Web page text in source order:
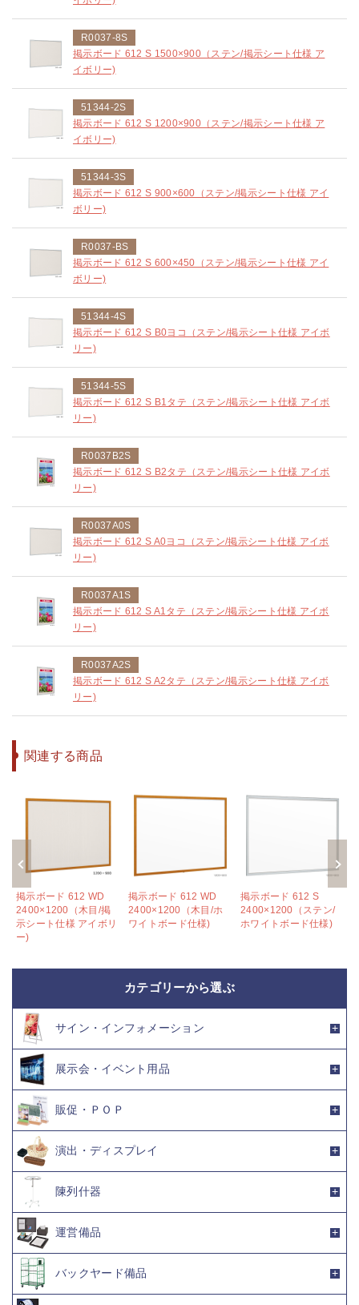
R0037-8S
掲示ボード 612 S 1500×900（ステン/掲示シート仕様 ア
イボリー)
51344-2S
掲示ボード 612 S 1200×900（ステン/掲示シート仕様 ア
イボリー)
51344-3S
掲示ボード 612 S 900×600（ステン/掲示シート仕様 アイ
ボリー)
R0037-BS
掲示ボード 612 S 600×450（ステン/掲示シート仕様 アイ
ボリー)
51344-4S
掲示ボード 612 S B0ヨコ（ステン/掲示シート仕様 アイボ
リー)
51344-5S
掲示ボード 612 S B1タテ（ステン/掲示シート仕様 アイボ
リー)
R0037B2S
掲示ボード 612 S B2タテ（ステン/掲示シート仕様 アイボ
リー)
R0037A0S
掲示ボード 612 S A0ヨコ（ステン/掲示シート仕様 アイボ
リー)
R0037A1S
掲示ボード 612 S A1タテ（ステン/掲示シート仕様 アイボ
リー)
R0037A2S
掲示ボード 612 S A2タテ（ステン/掲示シート仕様 アイボ
リー)
関連する商品
掲示ボード 612 WD
2400×1200（木目/掲
示シート仕様 アイボリ
ー)
掲示ボード 612 WD
2400×1200（木目/ホ
ワイトボード仕様)
掲示ボード 612 S
2400×1200（ステン/
ホワイトボード仕様)
カテゴリーから選ぶ
サイン・インフォメーション
展示会・イベント用品
販促・ＰＯＰ
演出・ディスプレイ
陳列什器
運営備品
バックヤード備品